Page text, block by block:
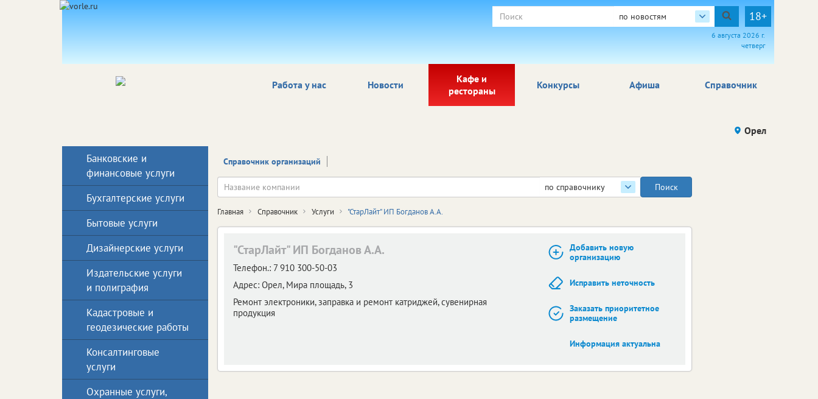
по новостям 18+
6 августа 2026 г.
четверг
Работа у нас Новости
Кафе и
рестораны
Афиша Справочник
Конкурсы
Орел
Справочник организаций
по справочнику
Главная Справочник Услуги "СтарЛайт" ИП Богданов А.А.
"СтарЛайт" ИП Богданов А.А.
Телефон.: 7 910 300-50-03
Адрес: Орел, Мира площадь, 3
Ремонт электроники, заправка и ремонт катриджей, сувенирная
продукция
Добавить новую
организацию
Исправить неточность
Заказать приоритетное
размещение
Информация актуальна
Банковские и
финансовые услуги
Бухгалтерские услуги
Бытовые услуги
Дизайнерские услуги
Издательские услуги
и полиграфия
Кадастровые и
геодезические работы
Консалтинговые
услуги
Охранные услуги,